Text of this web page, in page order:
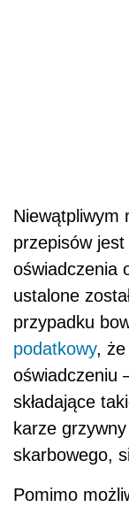
Niewątpliwym
przepisów jest
oświadczenia
ustalone
przypadku
podatkowy, że
oświadczeniu
składające
karze
skarbowego,
Pomimo